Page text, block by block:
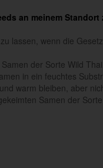
an meinem Standort
lassen, wenn die
der Sorte Wild
in ein feuchtes
warm bleiben, aber
Samen der